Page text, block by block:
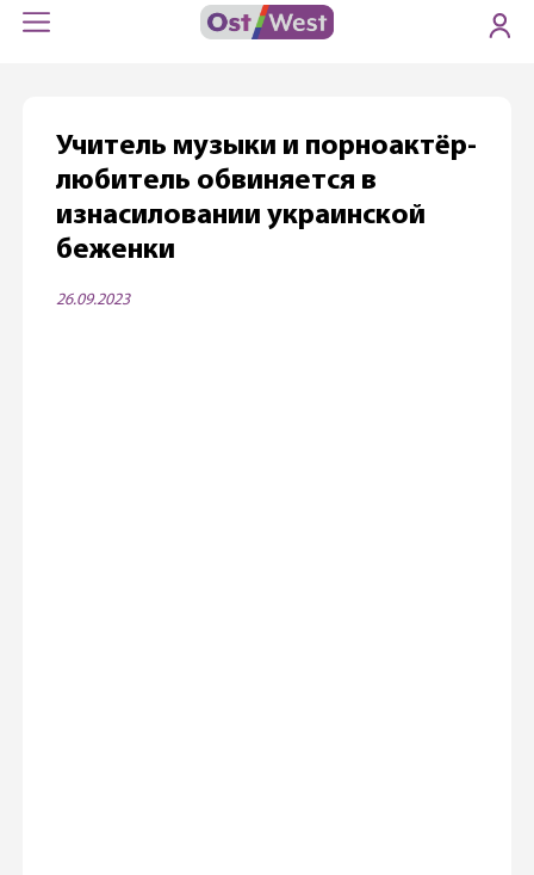
Учитель музыки и порноактёр-
любитель обвиняется в
изнасиловании украинской
беженки
26.09.2023